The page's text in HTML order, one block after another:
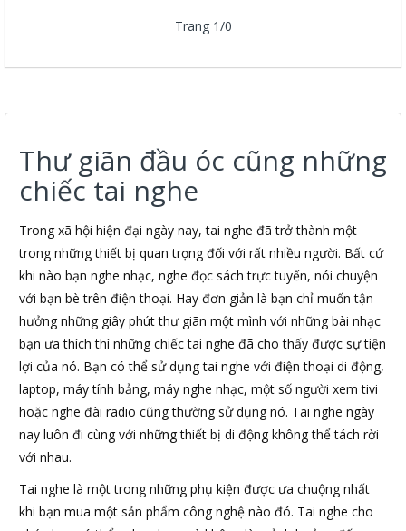
Trang 1/0
Thư giãn đầu óc cũng những
chiếc tai nghe
Trong xã hội hiện đại ngày nay, tai nghe đã trở thành một
trong những thiết bị quan trọng đối với rất nhiều người. Bất cứ
khi nào bạn nghe nhạc, nghe đọc sách trực tuyến, nói chuyện
với bạn bè trên điện thoại. Hay đơn giản là bạn chỉ muốn tận
hưởng những giây phút thư giãn một mình với những bài nhạc
bạn ưa thích thì những chiếc tai nghe đã cho thấy được sự tiện
lợi của nó. Bạn có thể sử dụng tai nghe với điện thoại di động,
laptop, máy tính bảng, máy nghe nhạc, một số người xem tivi
hoặc nghe đài radio cũng thường sử dụng nó. Tai nghe ngày
nay luôn đi cùng với những thiết bị di động không thể tách rời
với nhau.
Tai nghe là một trong những phụ kiện được ưa chuộng nhất
khi bạn mua một sản phẩm công nghệ nào đó. Tai nghe cho